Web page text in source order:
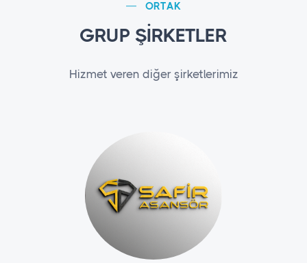
ORTAK
GRUP ŞİRKETLER
Hizmet veren diğer şirketlerimiz